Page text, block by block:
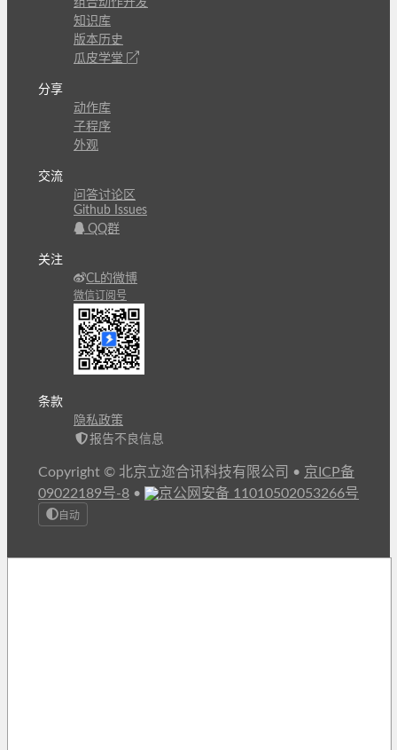
知识库
版本历史
瓜皮学堂
分享
动作库
子程序
外观
交流
问答讨论区
Github Issues
QQ群
关注
CL的微博
微信订阅号
条款
隐私政策
报告不良信息
Copyright © 北京立迩合讯科技有限公司 • 京ICP备
09022189号-8 • 京公网安备 11010502053266号
自动